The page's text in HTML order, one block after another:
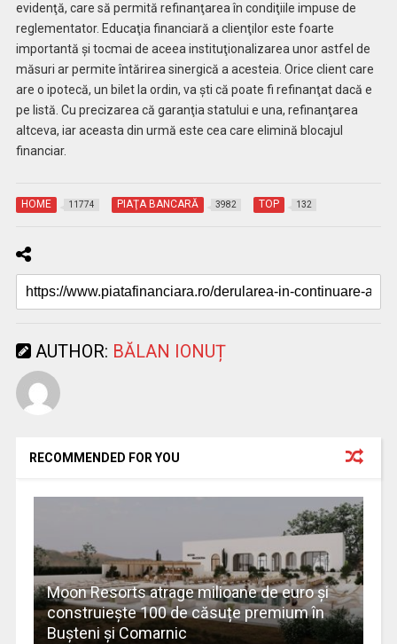
evidenţă, care să permită refinanţarea în condiţiile impuse de
reglementator. Educaţia financiară a clienţilor este foarte
importantă şi tocmai de aceea instituţionalizarea unor astfel de
măsuri ar permite întărirea sinergică a acesteia. Orice client care
are o ipotecă, un bilet la ordin, va şti că poate fi refinanţat dacă e
pe listă. Cu precizarea că garanţia statului e una, refinanţarea
altceva, iar aceasta din urmă este cea care elimină blocajul
financiar.
HOME 11774 PIAŢA BANCARĂ 3982 TOP 132
AUTHOR: BĂLAN IONUȚ
RECOMMENDED FOR YOU
Moon Resorts atrage milioane de euro și
construiește 100 de căsuțe premium în
Bușteni și Comarnic